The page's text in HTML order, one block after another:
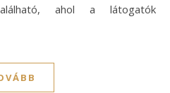
ahol a látogatók